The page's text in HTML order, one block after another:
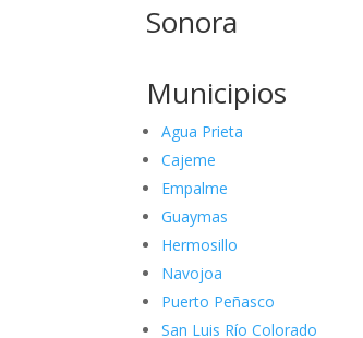
Sonora
Municipios
Agua Prieta
Cajeme
Empalme
Guaymas
Hermosillo
Navojoa
Puerto Peñasco
San Luis Río Colorado